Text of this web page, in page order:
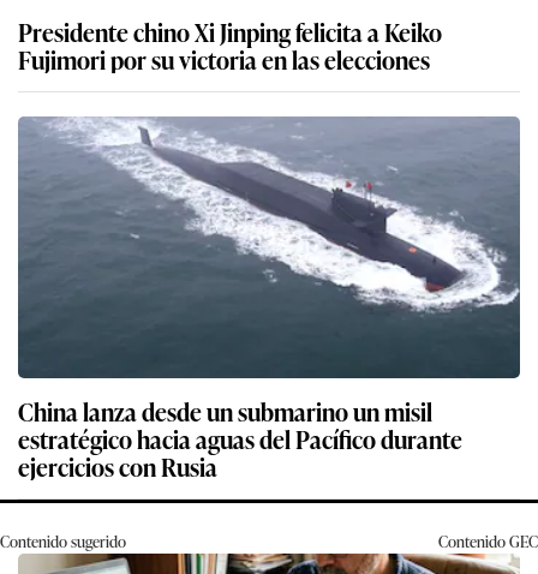
Presidente chino Xi Jinping felicita a Keiko
Fujimori por su victoria en las elecciones
China lanza desde un submarino un misil
estratégico hacia aguas del Pacífico durante
ejercicios con Rusia
Contenido sugerido ContenidoGEC